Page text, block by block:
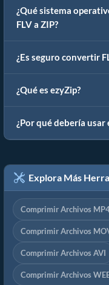
¿Qué sistema
FLV a ZIP?
¿Es seguro convertir
¿Qué es ezyZip?
¿Por qué debería usar
Explora Más
Comprimir Archivos
Comprimir Archivos
Comprimir Archivos AVI
Comprimir Archivos